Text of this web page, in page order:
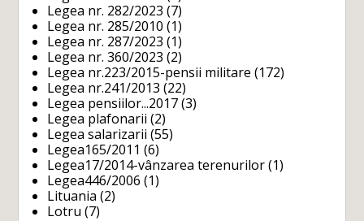
Legea nr. 282/2023 (7)
Legea nr. 285/2010 (1)
Legea nr. 287/2023 (1)
Legea nr. 360/2023 (2)
Legea nr.223/2015-pensii militare (172)
Legea nr.241/2013 (22)
Legea pensiilor...2017 (3)
Legea plafonarii (2)
Legea salarizarii (55)
Legea165/2011 (6)
Legea17/2014-vânzarea terenurilor (1)
Legea446/2006 (1)
Lituania (2)
Lotru (7)